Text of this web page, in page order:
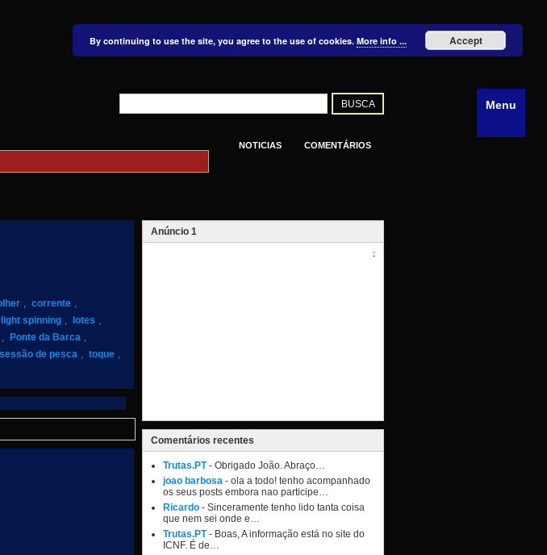
NOTICIAS
COMENTÁRIOS
, corrente ,
light spinning , lotes ,
, Ponte da Barca ,
sessão de pesca , toque ,
Anúncio 1
?
Comentários recentes
Trutas.PT- Obrigado João. Abraço…
joao barbosa - ola a todo! tenho acompanhado
os seus posts embora nao participe…
Ricardo - Sinceramente tenho lido tanta coisa
que nem sei onde e…
Trutas.PT- Boas, A informação está no site do
ICNF. É de…
Menu
By continuing to use the site, you agree to the use of cookies. More info ... Accept